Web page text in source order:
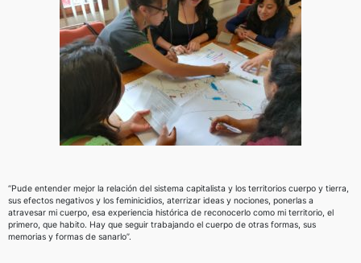
“Pude entender mejor la relación del sistema capitalista y los territorios cuerpo y tierra,
sus efectos negativos y los feminicidios, aterrizar ideas y nociones, ponerlas a
atravesar mi cuerpo, esa experiencia histórica de reconocerlo como mi territorio, el
primero, que habito. Hay que seguir trabajando el cuerpo de otras formas, sus
memorias y formas de sanarlo”.